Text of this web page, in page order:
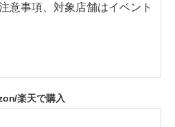
意事項、対象店舗はイベント
楽天で購入